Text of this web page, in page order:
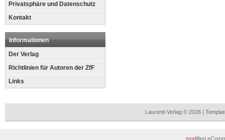
Privatsphäre und Datenschutz
Kontakt
Informationen
Der Verlag
Richtlinien für Autoren der ZfF
Links
Laurenti-Verlag © 2026 |
modified